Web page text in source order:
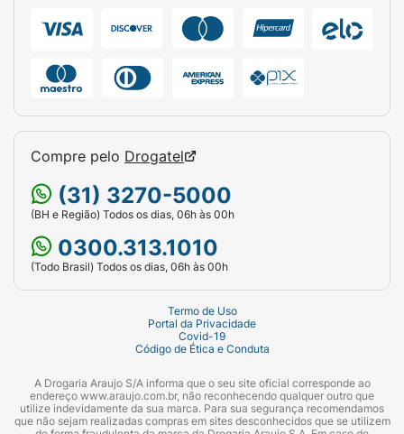
Compre pelo Drogatel
(31) 3270-5000
(BH e Região) Todos os dias, 06h às 00h
0300.313.1010
(Todo Brasil) Todos os dias, 06h às 00h
Termo de Uso
Portal da Privacidade
Covid-19
Código de Ética e Conduta
A Drogaria Araujo S/A informa que o seu site oficial corresponde ao
endereço www.araujo.com.br, não reconhecendo qualquer outro que
utilize indevidamente da sua marca. Para sua segurança recomendamos
que não sejam realizadas compras em sites desconhecidos que se utilizem